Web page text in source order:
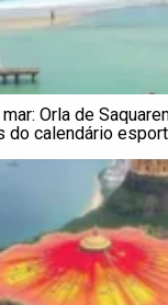
Orla de
do calendário